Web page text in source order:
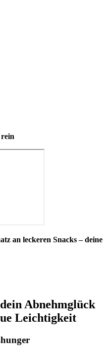
an leckeren Snacks – deine
Abnehmglück
Leichtigkeit